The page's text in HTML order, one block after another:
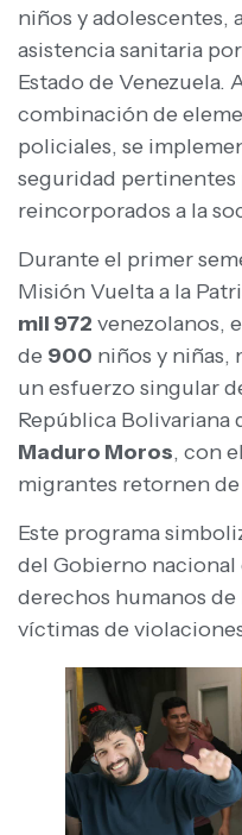
niños y adolescentes,
asistencia sanitaria
Estado de Venezuela.
combinación de
policiales, se
seguridad
reincorporados a la
Durante el primer
Misión Vuelta a la
mil 972 venezolanos,
de 900 niños y niñas,
un esfuerzo singular
República Bolivariana
Maduro Moros, con
migrantes retornen
Este programa
del Gobierno
derechos humanos de
víctimas de